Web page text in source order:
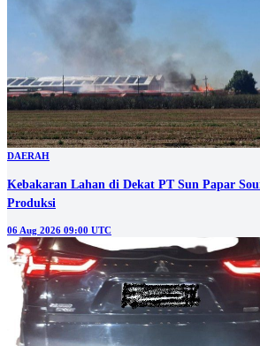
DAERAH
Kebakaran Lahan di Dekat PT Sun Papar
Produksi
06 Aug 2026 09:00 UTC